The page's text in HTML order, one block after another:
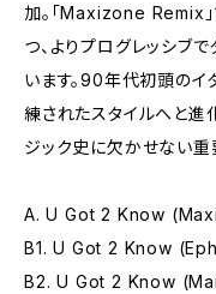
加。「Maxizone Remix
つ、よりプログレッシブ
います。90年代初頭のイ
練されたスタイルへと進
ジック史に欠かせない重
A. U Got 2 Know
B1. U Got 2 Know
B2. U Got 2 Know